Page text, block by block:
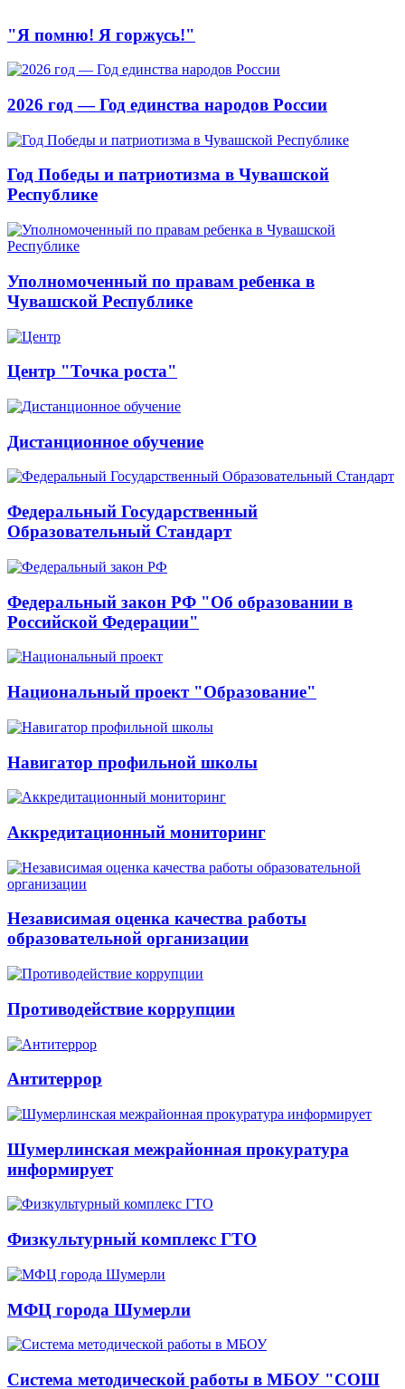
"Я помню! Я горжусь!"
2026 год — Год единства народов России
Год Победы и патриотизма в Чувашской
Республике
Уполномоченный по правам ребенка в
Чувашской Республике
Центр "Точка роста"
Дистанционное обучение
Федеральный Государственный
Образовательный Стандарт
Федеральный закон РФ "Об образовании в
Российской Федерации"
Национальный проект "Образование"
Навигатор профильной школы
Аккредитационный мониторинг
Независимая оценка качества работы
образовательной организации
Противодействие коррупции
Антитеррор
Шумерлинская межрайонная прокуратура
информирует
Физкультурный комплекс ГТО
МФЦ города Шумерли
Система методической работы в МБОУ "СОШ